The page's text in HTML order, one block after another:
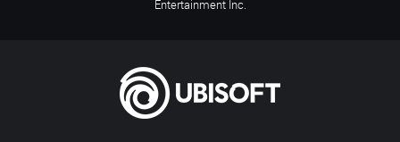
Entertainment Inc.